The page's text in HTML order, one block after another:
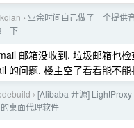
› 业余时间自己做了一个提供
下
邮箱没收到, 垃圾邮箱也
的问题. 楼主空了看看能不能
› [Alibaba 开源] LightProxy
桌面代理软件